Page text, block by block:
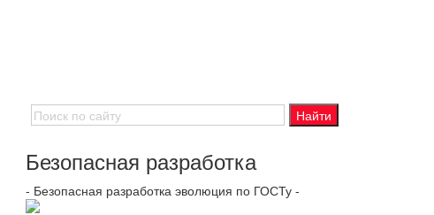
Безопасная разработка
- Безопасная разработка эволюция по ГОСТу -